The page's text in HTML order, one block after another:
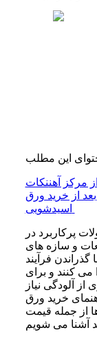
این مطلب
مرکز آهننکات
از خرید ورق
پرکاربرد در
و سازه های
گذراندن فرآیند
کنند و برای
آلودگی نیاز
خرید ورق
از جمله قیمت